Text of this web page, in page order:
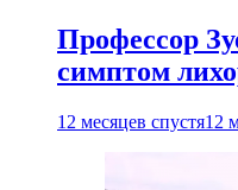
Профессор
симптом
12 месяцев спустя12